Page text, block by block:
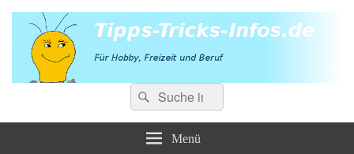
Tipps-Tricks-Infos.de
Suchen
nach:
Suchen
Menü